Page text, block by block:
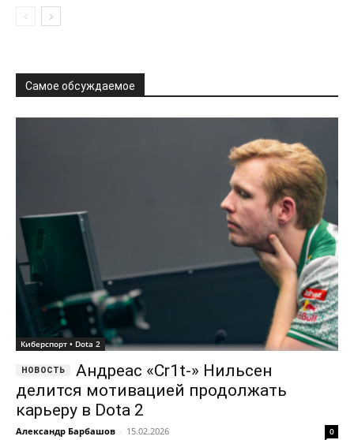
Самое обсуждаемое
Киберспорт • Dota 2
Андреас «Cr1t-» Нильсен
делится мотивацией продолжать
карьеру в Dota 2
Александр Барбашов - 15.02.2026 0